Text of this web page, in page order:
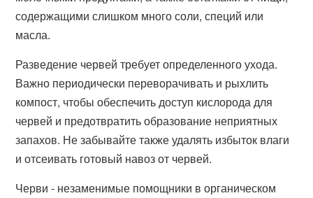
содержащими слишком много соли, специй или
масла.
Разведение червей требует определенного ухода.
Важно периодически переворачивать и рыхлить
компост, чтобы обеспечить доступ кислорода для
червей и предотвратить образование неприятных
запахов. Не забывайте также удалять избыток влаги
и отсеивать готовый навоз от червей.
Черви - незаменимые помощники в органическом